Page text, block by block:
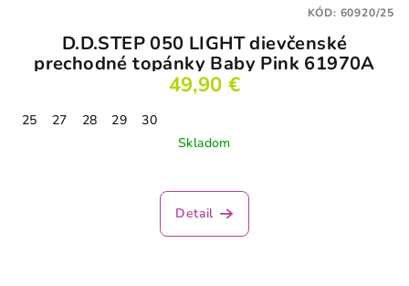
D.D.STEP 050 LIGHT dievčenské
prechodné topánky Baby Pink 61970A
49,90 €
25 27 28 29
30
Skladom
hodnotenie
produktu
Detail
KÓD: 60920/25